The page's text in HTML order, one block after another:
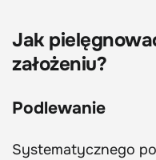
Jak
założeniu?
Podlewanie
Systematycznego